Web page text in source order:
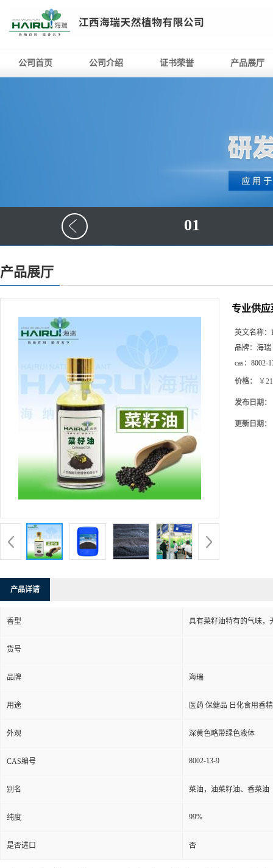
公司首页 公司介绍 证书荣誉 产品展厅
01
产品展厅
专业供应
英文名称：
品牌： 海瑞
cas： 8002-
价格： ￥
发布日期：
更新日期：
产品详请
香型 具有菜籽油特有的气味，
货号
品牌 海瑞
用途 医药 保健品 日化食用香
外观 深黄色略带绿色液体
CAS编号 8002-13-9
别名 菜油，油菜籽油、香菜油
纯度 99%
是否进口 否